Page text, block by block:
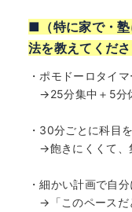
■（特に家で・
法を教えてくださ
・ポモドーロタイ
→25分集中＋5分
・30分ごとに科目
→飽きにくくて、
・細かい計画で自
→「このペースだ